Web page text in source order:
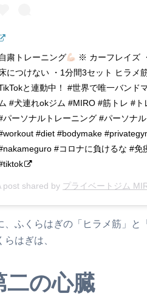
自粛トレーニング
※ カーフレイズ
につけない ・1分間3セット ヒラメ
と連動中！ #世界で唯一バンド
#犬連れokジム #MIRO #筋トレ #
パーソナルトレーニング #パーソナ
#diet #bodymake
#コロナに負けるな #
post shared by プライベートジム
、ふくらはぎの「ヒラメ筋」と
らはぎは、
二の心臓